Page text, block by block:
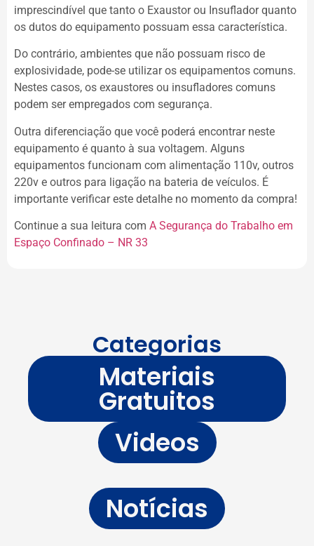
imprescindível que tanto o Exaustor ou Insuflador quanto
os dutos do equipamento possuam essa característica.
Do contrário, ambientes que não possuam risco de
explosividade, pode-se utilizar os equipamentos comuns.
Nestes casos, os exaustores ou insufladores comuns
podem ser empregados com segurança.
Outra diferenciação que você poderá encontrar neste
equipamento é quanto à sua voltagem. Alguns
equipamentos funcionam com alimentação 110v, outros
220v e outros para ligação na bateria de veículos. É
importante verificar este detalhe no momento da compra!
Continue a sua leitura com A Segurança do Trabalho em
Espaço Confinado – NR 33
Categorias
Materiais
Gratuitos
Videos
Notícias